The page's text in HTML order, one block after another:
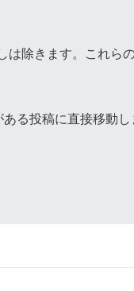
除きます。これら
る投稿に直接移動し